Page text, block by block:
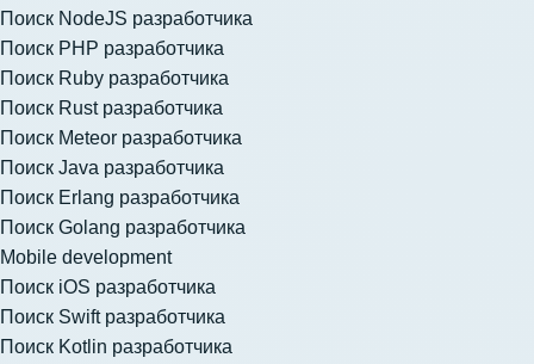
Поиск NodeJS разработчика
Поиск PHP разработчика
Поиск Ruby разработчика
Поиск Rust разработчика
Поиск Meteor разработчика
Поиск Java разработчика
Поиск Erlang разработчика
Поиск Golang разработчика
Mobile development
Поиск iOS разработчика
Поиск Swift разработчика
Поиск Kotlin разработчика